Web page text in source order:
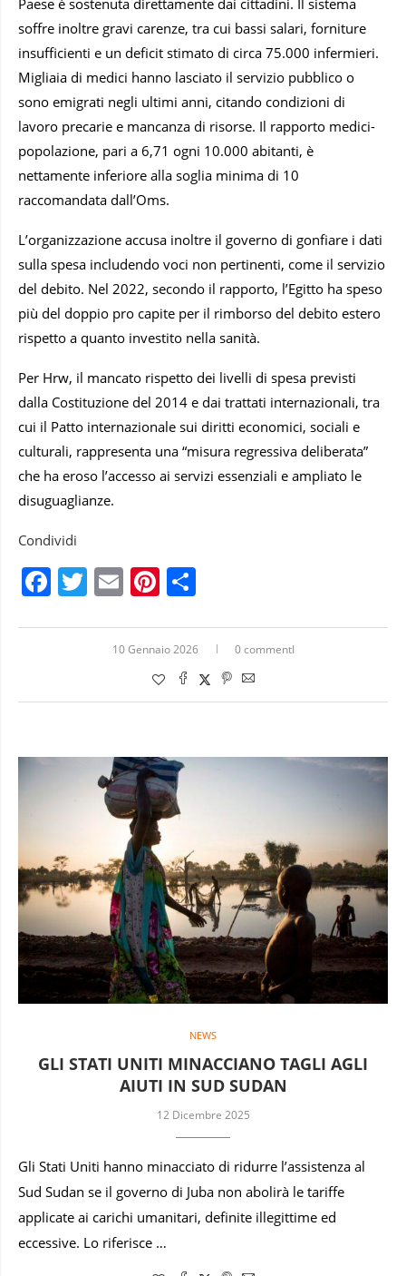
soffre inoltre gravi carenze, tra cui bassi salari, forniture
insufficienti e un deficit stimato di circa 75.000 infermieri.
Migliaia di medici hanno lasciato il servizio pubblico o
sono emigrati negli ultimi anni, citando condizioni di
lavoro precarie e mancanza di risorse. Il rapporto medici-
popolazione, pari a 6,71 ogni 10.000 abitanti, è
nettamente inferiore alla soglia minima di 10
raccomandata dall’Oms.
L’organizzazione accusa inoltre il governo di gonfiare i dati
sulla spesa includendo voci non pertinenti, come il servizio
del debito. Nel 2022, secondo il rapporto, l’Egitto ha speso
più del doppio pro capite per il rimborso del debito estero
rispetto a quanto investito nella sanità.
Per Hrw, il mancato rispetto dei livelli di spesa previsti
dalla Costituzione del 2014 e dai trattati internazionali, tra
cui il Patto internazionale sui diritti economici, sociali e
culturali, rappresenta una “misura regressiva deliberata”
che ha eroso l’accesso ai servizi essenziali e ampliato le
disuguaglianze.
Condividi
Facebook
Twitter
EmailPinterest
10 Gennaio 2026 0 commentI
NEWS
GLI STATI UNITI MINACCIANO TAGLI AGLI
AIUTI IN SUD SUDAN
12 Dicembre 2025
Gli Stati Uniti hanno minacciato di ridurre l’assistenza al
Sud Sudan se il governo di Juba non abolirà le tariffe
applicate ai carichi umanitari, definite illegittime ed
eccessive. Lo riferisce …